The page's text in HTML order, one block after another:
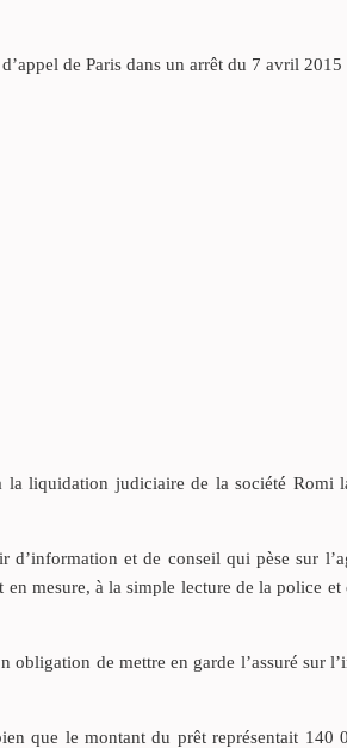
de Paris dans un arrêt du 7 avril 2015
liquidation judiciaire de la société Romi
et de conseil qui pèse sur
mesure, à la simple lecture de la police et
obligation de mettre en garde l’assuré sur
que le montant du prêt représentait 140